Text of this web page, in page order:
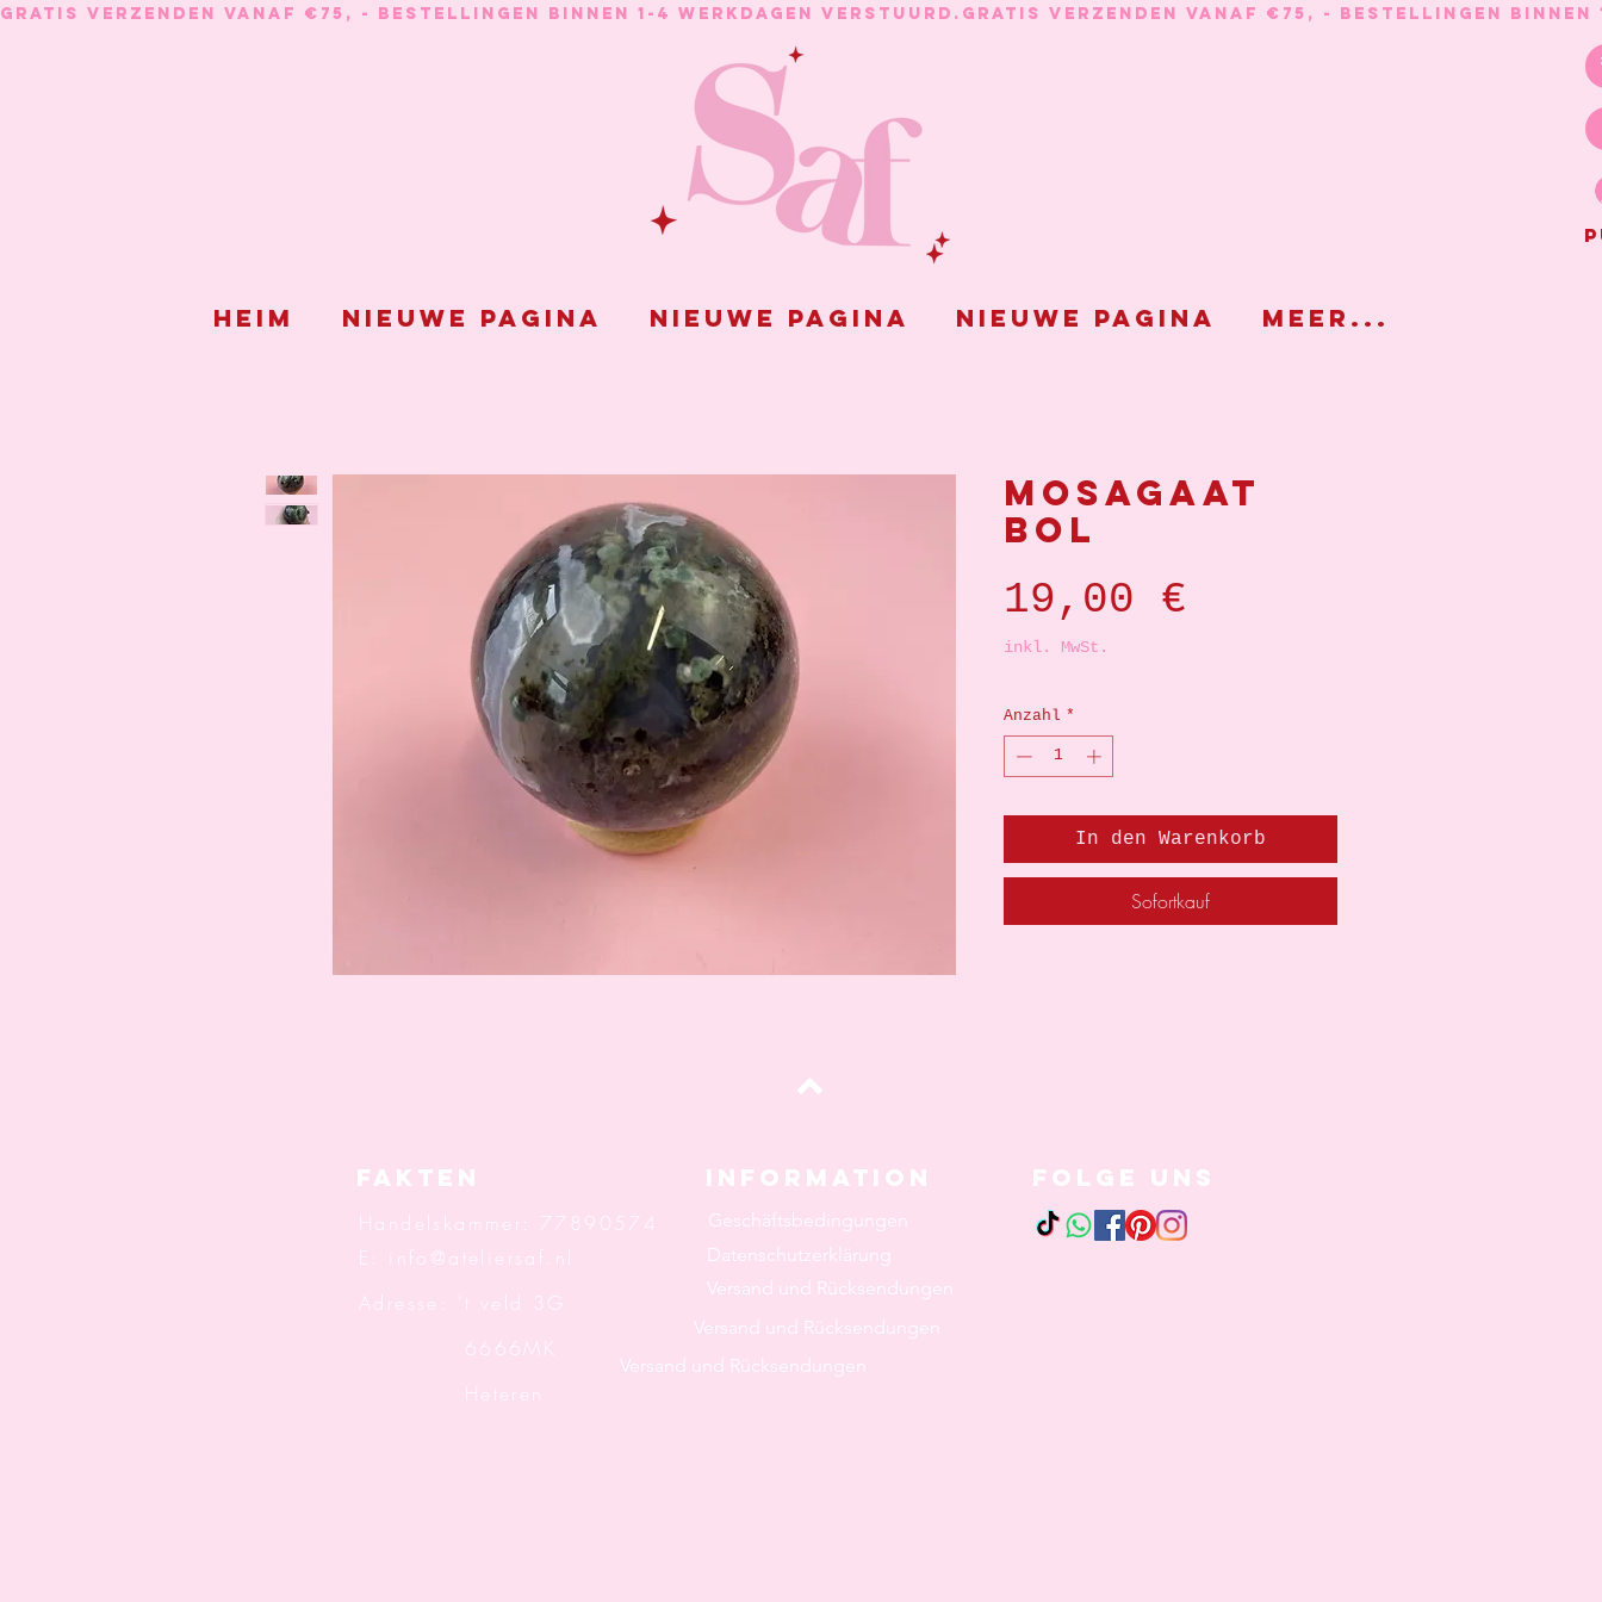
GRATIS VERZENDEN VANAF €75, - BESTELLINGEN BINNEN 1-4 WERKDAGEN VERSTUURD.
Heim Nieuwe pagina Nieuwe pagina Nieuwe pagina Meer...
Mosagaat
bol
19,00 €
inkl. MwSt.
Anzahl *
In den Warenkorb
Sofortkauf
Fakten Information
Handelskammer: 77890574
E:
info@ateliersaf.nl
Adresse: 't veld 3G
6666MK
Heteren
Geschäftsbedingungen
Datenschutzerklärung
Versand und Rücksendungen
Versand und Rücksendungen
Versand und Rücksendungen
Folge uns